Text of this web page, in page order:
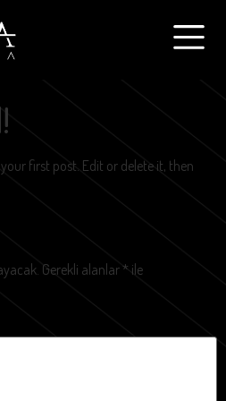
first post. Edit or delete it, then
Gerekli alanlar* ile